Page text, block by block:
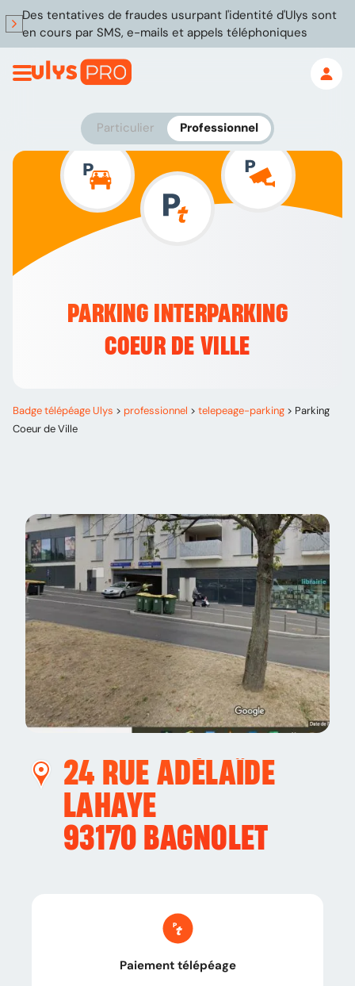
Des tentatives de fraudes usurpant l'identité d'Ulys sont
en cours par SMS, e-mails et appels téléphoniques
Particulier Professionnel
PARKING INTERPARKING
COEUR DE VILLE
Badge télépéage Ulys > professionnel > telepeage-parking > Parking
Coeur de Ville
24 RUE ADÉLAÏDE
LAHAYE
93170 BAGNOLET
Paiement télépéage